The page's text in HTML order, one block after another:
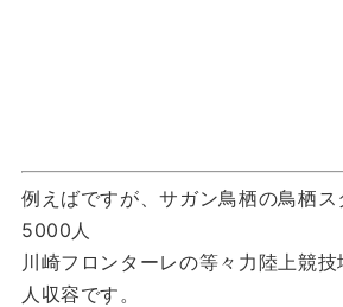
例えばですが、サガン鳥栖の鳥栖
5000人
川崎フロンターレの等々力陸上競
人収容です。